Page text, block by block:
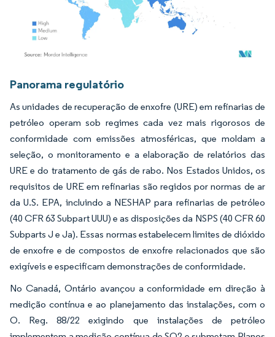
Panorama regulatório
As unidades de recuperação de enxofre (URE) em refinarias de
petróleo operam sob regimes cada vez mais rigorosos de
conformidade com emissões atmosféricas, que moldam a
seleção, o monitoramento e a elaboração de relatórios das
URE e do tratamento de gás de rabo. Nos Estados Unidos, os
requisitos de URE em refinarias são regidos por normas de ar
da U.S. EPA, incluindo a NESHAP para refinarias de petróleo
(40 CFR 63 Subpart UUU) e as disposições da NSPS (40 CFR 60
Subparts J e Ja). Essas normas estabelecem limites de dióxido
de enxofre e de compostos de enxofre relacionados que são
exigíveis e especificam demonstrações de conformidade.
No Canadá, Ontário avançou a conformidade em direção à
medição contínua e ao planejamento das instalações, com o
O. Reg. 88/22 exigindo que instalações de petróleo